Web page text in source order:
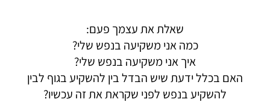
שאלת את עצמך פעם:
כמה אני משקיעה בנפש שלי?
איך אני משקיעה בנפש שלי?
האם בכלל ידעת שיש הבדל בין להשקיע בגוף לבין
להשקיע בנפש לפני שקראת את זה עכשיו?